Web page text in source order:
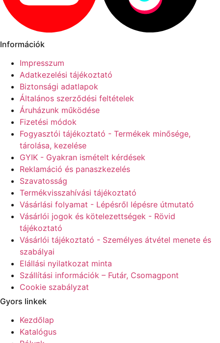
Információk
Impresszum
Adatkezelési tájékoztató
Biztonsági adatlapok
Általános szerződési feltételek
Áruházunk működése
Fizetési módok
Fogyasztói tájékoztató - Termékek minősége,
tárolása, kezelése
GYIK - Gyakran ismételt kérdések
Reklamáció és panaszkezelés
Szavatosság
Termékvisszahívási tájékoztató
Vásárlási folyamat - Lépésről lépésre útmutató
Vásárlói jogok és kötelezettségek - Rövid
tájékoztató
Vásárlói tájékoztató - Személyes átvétel menete és
szabályai
Elállási nyilatkozat minta
Szállítási információk – Futár, Csomagpont
Cookie szabályzat
Gyors linkek
Kezdőlap
Katalógus